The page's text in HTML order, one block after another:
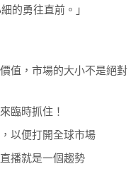
的勇往直前。」
值，市場的大小不是絕對
臨時抓住！
以便打開全球市場
播就是一個趨勢